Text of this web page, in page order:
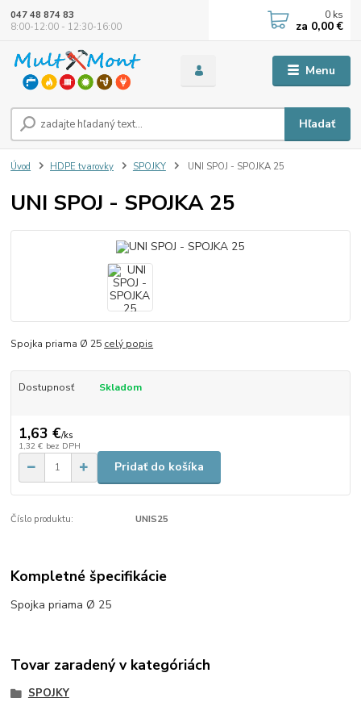
Menu
Hľadať
047 48 874 83
8:00-12:00 - 12:30-16:00
0 ks
za 0,00 €
Úvod HDPE tvarovky SPOJKY UNI SPOJ - SPOJKA 25
UNI SPOJ - SPOJKA 25
Spojka priama Ø 25 celý popis
Dostupnosť Skladom
1,63 €/ks
1,32 € bez DPH
Pridať do košíka
Číslo produktu: UNIS25
Kompletné špecifikácie
Spojka priama Ø 25
Tovar zaradený v kategóriách
SPOJKY